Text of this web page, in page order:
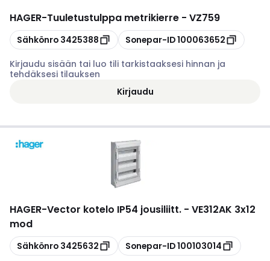
HAGER-Tuuletustulppa metrikierre - VZ759
Kopioi
Sähkönro 3425388 Kopioi
Sonepar-ID100063652
Kirjaudu sisään tai luo tili tarkistaaksesi hinnan ja
tehdäksesi tilauksen
Kirjaudu
HAGER-Vector kotelo IP54 jousiliitt. - VE312AK 3x12
mod
Kopioi
Sähkönro 3425632 Kopioi
Sonepar-ID100103014